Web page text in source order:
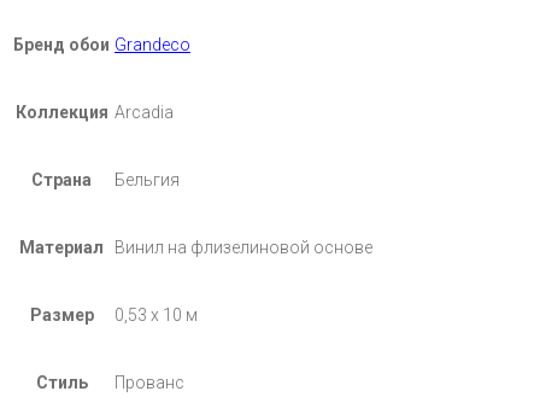
Бренд обои Grandeco
Коллекция Arcadia
Страна Бельгия
Материал Винил на флизелиновой основе
Размер 0,53 х 10 м
Стиль Прованс